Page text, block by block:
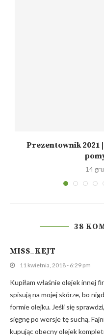
Prezentownik 2021
14
38
MISS_KEJT
11 kwietnia, 2018 - 6:29 pm
Kupiłam właśnie olejek innej
spisują na mojej skórze, bo
formie olejku. Jeśli się
sięgnę po wersje tę suchą.
kupując obecny olejek